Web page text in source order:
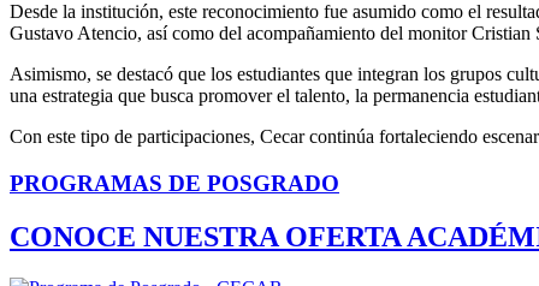
Desde la institución, este reconocimiento fue asumido como el
Gustavo Atencio, así como del acompañamiento del monitor
Asimismo, se destacó que los estudiantes que integran los grupos
una estrategia que busca promover el talento, la permanencia
Con este tipo de participaciones, Cecar continúa fortaleciendo
PROGRAMAS DE POSGRADO
CONOCE NUESTRA OFERTA